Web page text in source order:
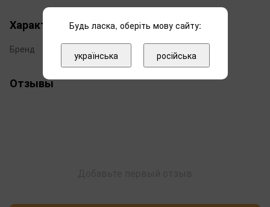
Характеристики
Бренд
Отзывы
Будь ласка, оберіть мову сайту:
українська російська